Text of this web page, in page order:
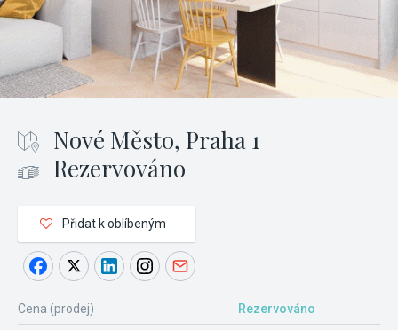
Nové Město, Praha 1
Rezervováno
Přidat k oblíbeným
Cena (prodej) Rezervováno